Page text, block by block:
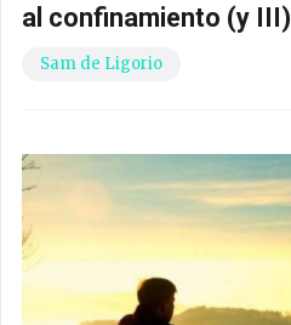
al confinamiento (y III)
Sam de Ligorio